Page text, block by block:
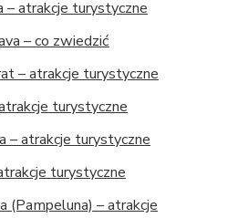
– atrakcje turystyczne
– co zwiedzić
– atrakcje turystyczne
turystyczne
– atrakcje turystyczne
turystyczne
(Pampeluna) – atrakcje